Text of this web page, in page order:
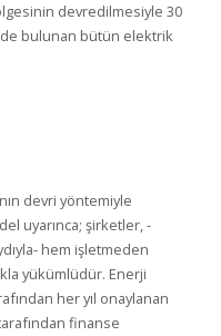
devredilmesiyle 30
bulunan bütün elektrik
devri yöntemiyle
uyarınca; şirketler, -
hem işletmeden
yükümlüdür. Enerji
her yıl onaylanan
finanse